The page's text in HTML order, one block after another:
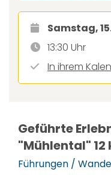
Samstag,
13:30 Uhr
In ihrem
Geführte
"Mühlental" 12
Führungen /